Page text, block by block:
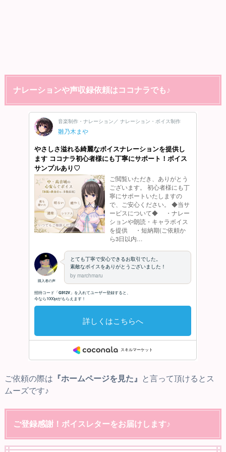
ナレーションや声収録依頼はココナラでも♪
ご依頼の際は 『ホームページを見た』
と言って頂けるとス
ムーズです♪
ご登録感謝！ボイスレターをお届けします♪